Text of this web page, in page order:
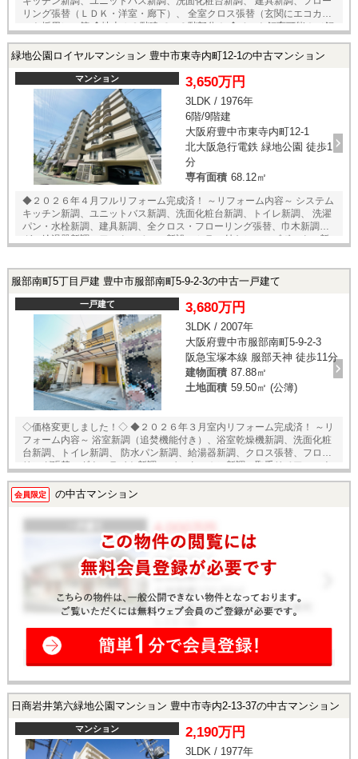
リング張替（ＬＤＫ・洋室・廊下）、 全室クロス張替（玄関にエコカラ
ット採用） 等 ◆地上１２階建ての６階部分！ ◆ペット飼育可能！（飼
全居室に窓・収納スペースあり！陽当たり・通風良好！ ◆食洗機・浴室
店までお電話いただくか、もしくは24時間対応可能「内覧予約・お問い
合わせ」フォームよりお問い合わせ下さい！
緑地公園ロイヤルマンション 豊中市東寺内町12-1の中古マンション
マンション 3,650万円
3LDK / 1976年
6階/9階建
大阪府豊中市東寺内町12-1
北大阪急行電鉄 緑地公園 徒歩1
分
専有面積 68.12㎡
◆２０２６年４月フルリフォーム完成済！ ～リフォーム内容～ システム
キッチン新調、ユニットバス新調、洗面化粧台新調、トイレ新調、 洗濯
パン・水栓新調、建具新調、全クロス・フローリング張替、巾木新調、
ガス給湯器新調、ワークスペース新設、ミラー付きシューズボックス新
建ての６階部分！ ◆専有面積６８．１２㎡の３ＬＤＫ＋ワークスペー
ニ・スーパーが徒歩１分のため生活至便！ ★内覧予約受付中★ 当店まで
お電話いただくか、もしくは24時間対応可能「内覧予約・お問い合わ
せ」フォームよりお問い合わせ下さい！
服部南町5丁目戸建 豊中市服部南町5-9-2-3の中古一戸建て
一戸建て 3,680万円
3LDK / 2007年
大阪府豊中市服部南町5-9-2-3
阪急宝塚本線 服部天神 徒歩11分
建物面積 87.88㎡
土地面積 59.50㎡ (公簿)
◇価格変更しました！◇ ◆２０２６年３月室内リフォーム完成済！ ～リ
フォーム内容～ 浴室新調（追焚機能付き）、浴室乾燥機新調、洗面化粧
台新調、トイレ新調、 防水パン新調、給湯器新調、クロス張替、フロー
リング張替、ダウンライト新調、 インターホン新調、取手リペア、ハウ
宝塚線「服部天神」駅徒歩１１分！ ◆建物面積８７．８８㎡の３ＬＤＫ
タイプ！ ◆全室２面採光のため陽当たり・通風良好！ ◆２階にあるＬＤ
Ｋは、約１７．７５帖の広々としたゆったり空間！ ◆全室収納スペース
話いただくか、もしくは24時間対応可能「内覧予約・お問い合わせ」フ
ォームよりお問い合わせ下さい！
会員限定 の中古マンション
日商岩井第六緑地公園マンション 豊中市寺内2-13-37の中古マンション
マンション 2,190万円
3LDK / 1977年